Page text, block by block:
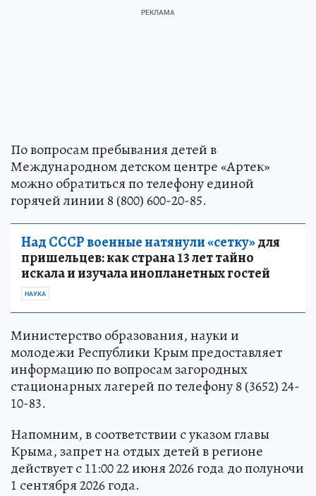
По вопросам пребывания детей в
Международном детском центре «Артек»
можно обратиться по телефону единой
горячей линии 8 (800) 600-20-85.
Над СССР военные натянули «сетку»для
пришельцев: как страна 13 лет тайно
искала и изучала инопланетных гостей
НАУКА
Министерство образования, науки и
молодежи Республики Крым предоставляет
информацию по вопросам загородных
стационарных лагерей по телефону 8 (3652) 24-
10-83.
Напомним, в соответствии с указом главы
Крыма, запрет на отдых детей в регионе
действует с 11:00 22 июня 2026 года до полуночи
1 сентября 2026 года.